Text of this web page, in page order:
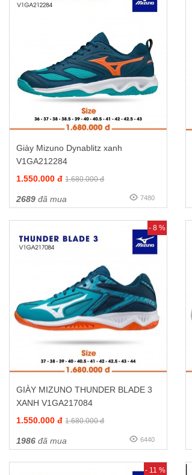
Giày Mizuno Dynablitz xanh
V1GA212284
1.550.000 đ 1.680.000 đ
2689 đã mua 7480
- 8 %
GIÀY MIZUNO THUNDER BLADE 3
XANH V1GA217084
1.550.000 đ 1.680.000 đ
1986 đã mua 6440
- 11 %